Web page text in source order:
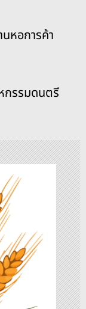
หอการค้า
กรรมดนตรี